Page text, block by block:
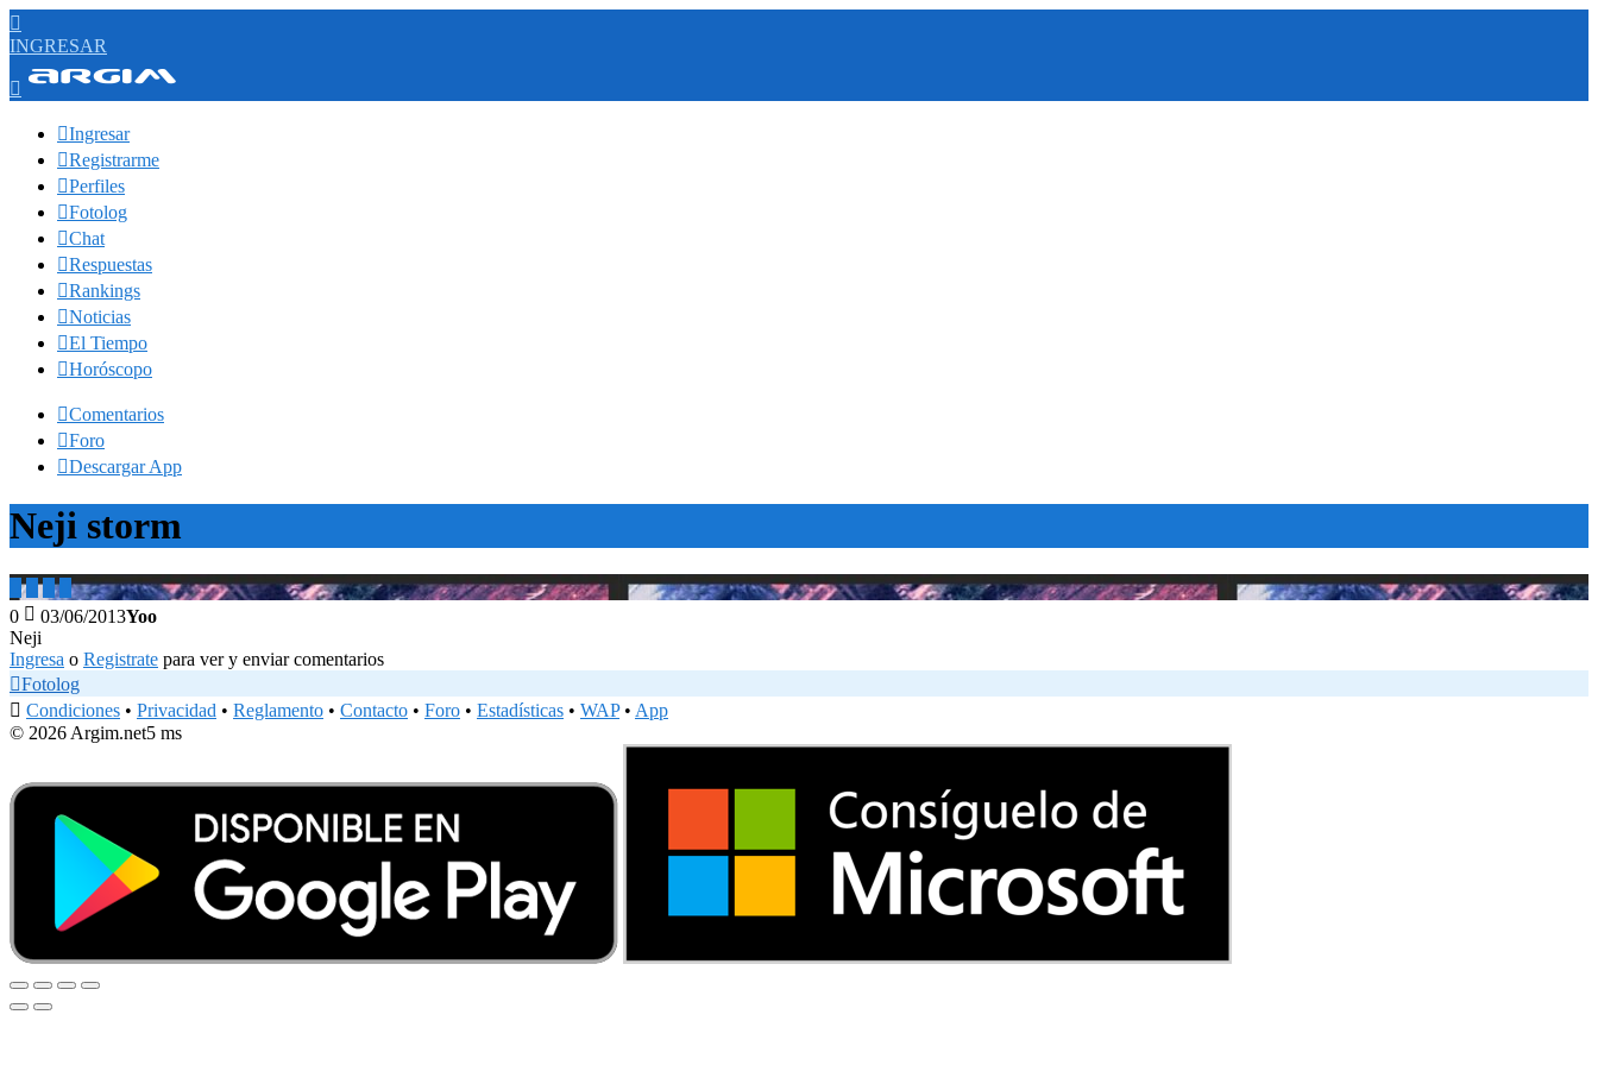

INGRESAR

Ingresar
Registrarme
Perfiles
Fotolog
Chat
Respuestas
Rankings
Noticias
El Tiempo
Horóscopo
Comentarios
Foro
Descargar App
Neji storm
0  03/06/2013Yoo
Neji
Ingresa o Registrate para ver y enviar comentarios
Fotolog
 Condiciones • Privacidad • Reglamento • Contacto • Foro • Estadísticas • WAP• App
© 2026 Argim.net5 ms